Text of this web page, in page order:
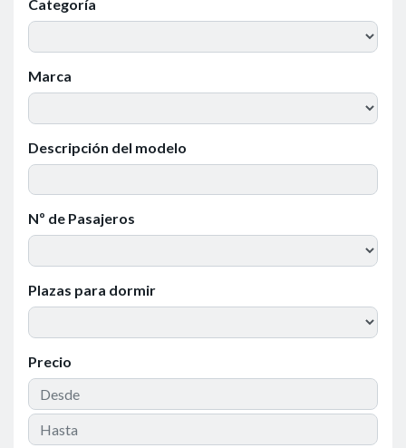
Categoría
Marca
Descripción del modelo
Nº de Pasajeros
Plazas para dormir
Precio